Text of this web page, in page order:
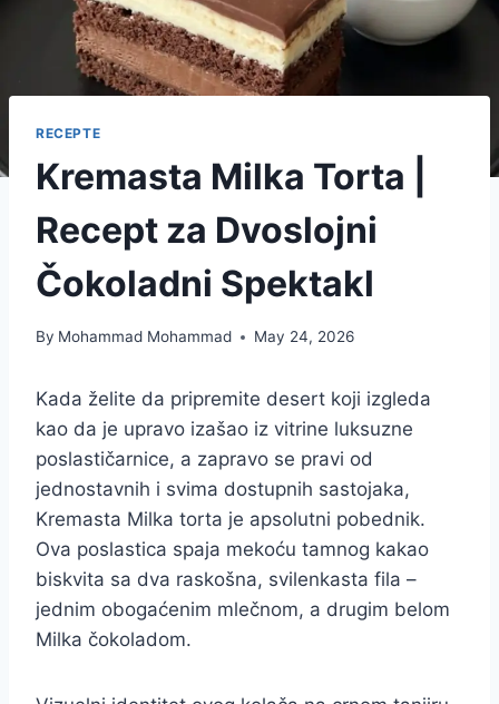
RECEPTE
Kremasta Milka Torta |
Recept za Dvoslojni
Čokoladni Spektakl
By Mohammad Mohammad May 24, 2026
Kada želite da pripremite desert koji izgleda
kao da je upravo izašao iz vitrine luksuzne
poslastičarnice, a zapravo se pravi od
jednostavnih i svima dostupnih sastojaka,
Kremasta Milka torta je apsolutni pobednik.
Ova poslastica spaja mekoću tamnog kakao
biskvita sa dva raskošna, svilenkasta fila –
jednim obogaćenim mlečnom, a drugim belom
Milka čokoladom.